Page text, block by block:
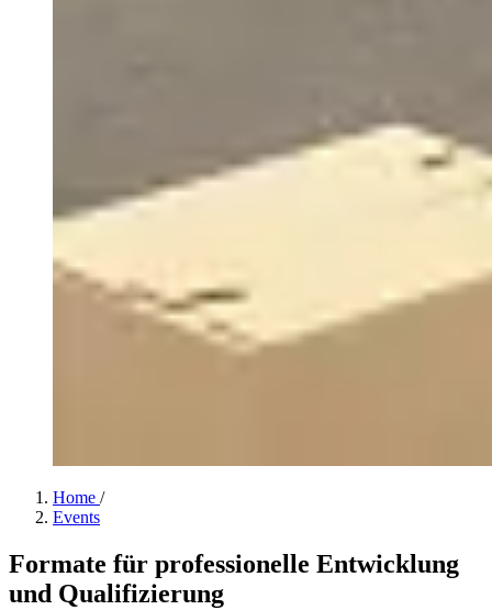
Home /
Events
Formate für professionelle Entwicklung
und Qualifizierung